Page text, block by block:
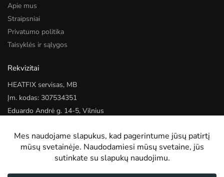
Apie mus
Straipsniai
Privatumo politika
Taisyklės ir sąlygos
Rekvizitai
HEATFIX servisas, MB
Įm. kodas: 307534351
Eduardo Andrė g. 14-5, Vilnius
Kontaktai
Tel.:+370 622 22052
info@heatfixservisas.lt